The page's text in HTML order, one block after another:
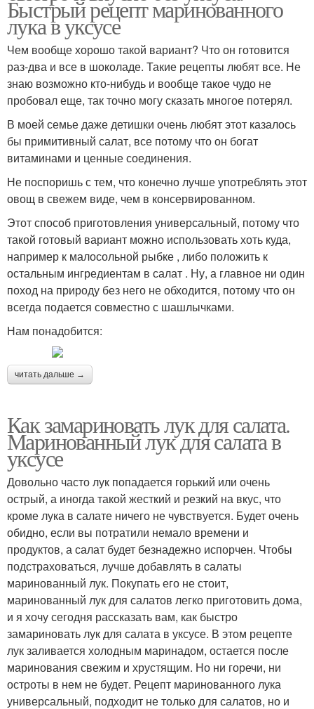
Быстрый рецепт маринованного
лука в уксусе
Чем вообще хорошо такой вариант? Что он готовится
раз-два и все в шоколаде. Такие рецепты любят все. Не
знаю возможно кто-нибудь и вообще такое чудо не
пробовал еще, так точно могу сказать многое потерял.
В моей семье даже детишки очень любят этот казалось
бы примитивный салат, все потому что он богат
витаминами и ценные соединения.
Не поспоришь с тем, что конечно лучше употреблять этот
овощ в свежем виде, чем в консервированном.
Этот способ приготовления универсальный, потому что
такой готовый вариант можно использовать хоть куда,
например к малосольной рыбке , либо положить к
остальным ингредиентам в салат . Ну, а главное ни один
поход на природу без него не обходится, потому что он
всегда подается совместно с шашлычками.
Нам понадобится:
читать дальше →
Как замариновать лук для салата.
Маринованный лук для салата в
уксусе
Довольно часто лук попадается горький или очень
острый, а иногда такой жесткий и резкий на вкус, что
кроме лука в салате ничего не чувствуется. Будет очень
обидно, если вы потратили немало времени и
продуктов, а салат будет безнадежно испорчен. Чтобы
подстраховаться, лучше добавлять в салаты
маринованный лук. Покупать его не стоит,
маринованный лук для салатов легко приготовить дома,
и я хочу сегодня рассказать вам, как быстро
замариновать лук для салата в уксусе. В этом рецепте
лук заливается холодным маринадом, остается после
маринования свежим и хрустящим. Но ни горечи, ни
остроты в нем не будет. Рецепт маринованного лука
универсальный, подходит не только для салатов, но и